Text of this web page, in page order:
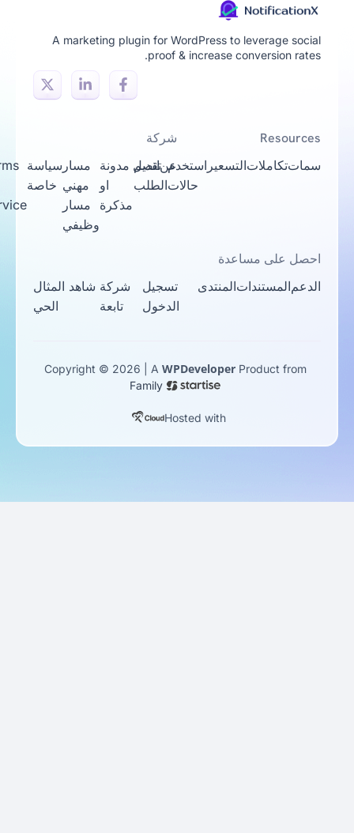
A marketing plugin for WordPress to leverage social
proof & increase conversion rates.
Resources
سماتتكاملاتالتسعيراستخدم
حالات
تقديم
الطلب
شركة
عناتصل مدونة
مذكرة
مسار
مهني
مسار
وظيفي
سياسة
خاصة
Terms
Service
احصل على مساعدة
الدعمالمستنداتالمنتدى
تسجيل
الدخول
شركة
تابعة
شاهد المثال
الحي
Copyright © 2026 | AWPDeveloperProduct from
Family
Hosted with